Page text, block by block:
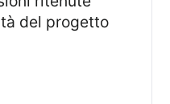
del progetto